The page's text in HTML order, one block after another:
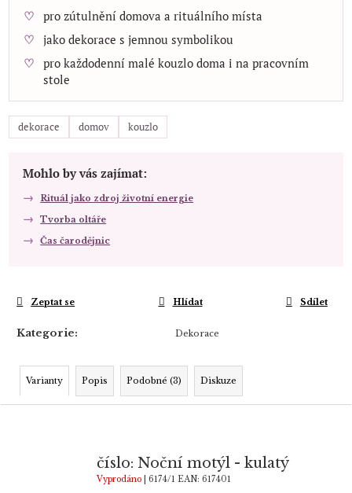
pro zútulnění domova a rituálního místa
jako dekorace s jemnou symbolikou
pro každodenní malé kouzlo doma i na pracovním
stole
dekorace domov kouzlo
Mohlo by vás zajímat:
Rituál jako zdroj životní energie
Tvorba oltáře
Čas čarodějnic
Kategorie: Dekorace
Zeptat se Hlídat Sdílet
Varianty Popis Podobné (3) Diskuze
číslo: Noční motýl - kulatý
Vyprodáno | 6174/1EAN: 617401